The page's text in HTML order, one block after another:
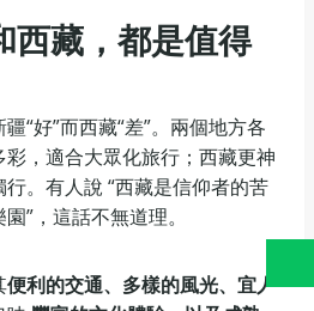
西藏，都是值得
“好”而西藏“差”。兩個地方各
，適合大眾化旅行；西藏更神
。有人說 “西藏是信仰者的苦
”，這話不無道理。
便利的交通、多樣的風光、宜人